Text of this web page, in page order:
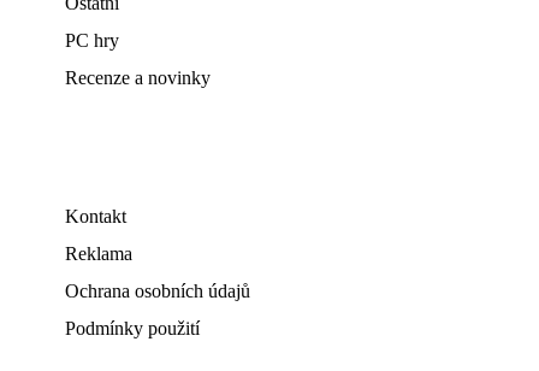
PC hry
Recenze a novinky
Kontakt
Reklama
Ochrana osobních údajů
Podmínky použití